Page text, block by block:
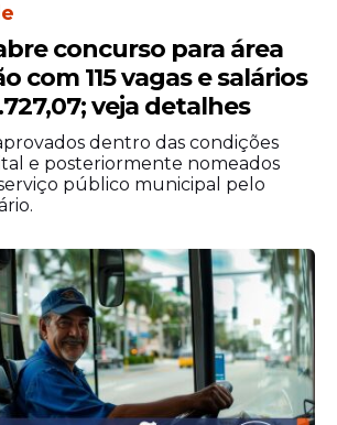
da seleção
terá validade de dois
a partir da homologação do
O IFSertãoPE poderá
período uma única vez por
necessidade da
concurso para área
com 115 vagas e salários
veja detalhes
dentro das condições
e posteriormente nomeados
público municipal pelo